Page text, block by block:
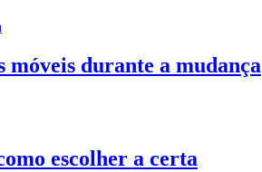
móveis durante a mudança
escolher a certa